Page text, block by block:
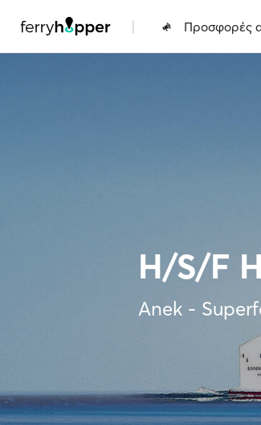
| Προσφορές
H/S/F
Anek -